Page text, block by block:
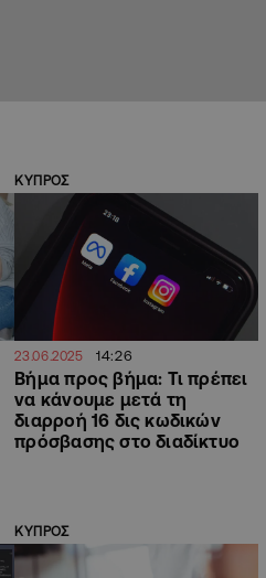
ΚΥΠΡΟΣ
23.06.2025 14:26
Βήμα προς βήμα: Τι πρέπει
να κάνουμε μετά τη
διαρροή 16 δις κωδικών
πρόσβασης στο διαδίκτυο
ΚΥΠΡΟΣ